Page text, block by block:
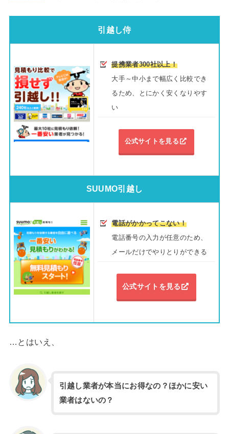
引越し侍
提携業者300社以上！
大手～中小まで幅広く比較でき
るため、とにかく安くなりやす
い
公式サイトを見る
SUUMO引越し
電話がかかってこない！
電話番号の入力が任意のため、
メールだけでやりとりができる
公式サイトを見る
…とはいえ、
引越し業者が本当にお得なの？ほかに安い
業者はないの？